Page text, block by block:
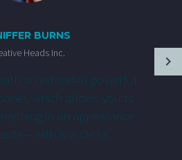
BURNS
Heads Inc.
an extended powerful
which allows you to
in an appearance
– with few clicks.